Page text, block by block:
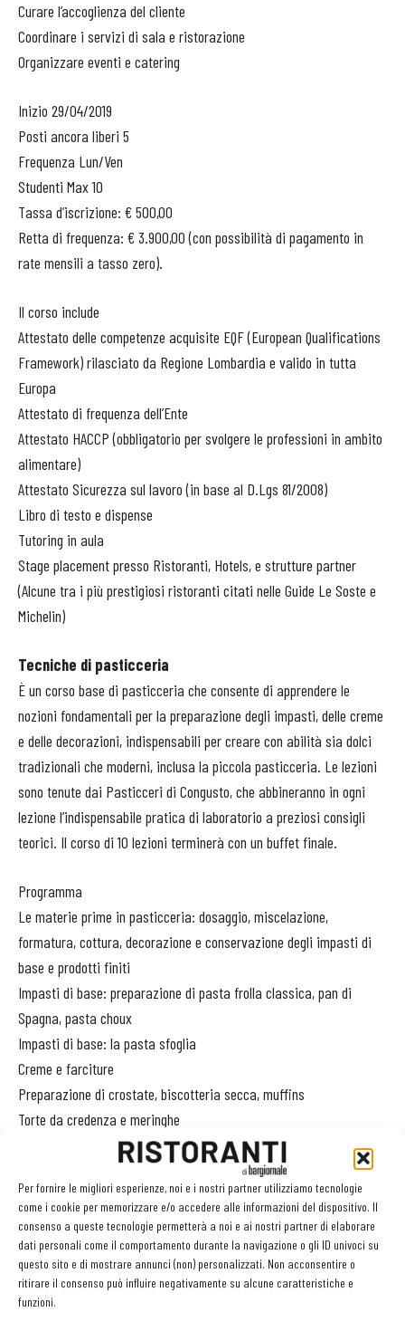
Per fornire le migliori esperienze, noi e i nostri partner utilizziamo tecnologie
come i cookie per memorizzare e/o accedere alle informazioni del dispositivo. Il
consenso a queste tecnologie permetterà a noi e ai nostri partner di elaborare
dati personali come il comportamento durante la navigazione o gli ID univoci su
questo sito e di mostrare annunci (non) personalizzati. Non acconsentire o
ritirare il consenso può influire negativamente su alcune caratteristiche e
funzioni.
Curare l’accoglienza del cliente
Coordinare i servizi di sala e ristorazione
Organizzare eventi e catering
Inizio 29/04/2019
Posti ancora liberi 5
Frequenza Lun/Ven
Studenti Max 10
Tassa d’iscrizione: € 500,00
Retta di frequenza: € 3.900,00 (con possibilità di pagamento in
rate mensili a tasso zero).
Il corso include
Attestato delle competenze acquisite EQF (European Qualifications
Framework) rilasciato da Regione Lombardia e valido in tutta
Europa
Attestato di frequenza dell’Ente
Attestato HACCP (obbligatorio per svolgere le professioni in ambito
alimentare)
Attestato Sicurezza sul lavoro (in base al D.Lgs 81/2008)
Libro di testo e dispense
Tutoring in aula
Stage placement presso Ristoranti, Hotels, e strutture partner
(Alcune tra i più prestigiosi ristoranti citati nelle Guide Le Soste e
Michelin)
Tecniche di pasticceria
È un corso base di pasticceria che consente di apprendere le
nozioni fondamentali per la preparazione degli impasti, delle creme
e delle decorazioni, indispensabili per creare con abilità sia dolci
tradizionali che moderni, inclusa la piccola pasticceria. Le lezioni
sono tenute dai Pasticceri di Congusto, che abbineranno in ogni
lezione l’indispensabile pratica di laboratorio a preziosi consigli
teorici. Il corso di 10 lezioni terminerà con un buffet finale.
Programma
Le materie prime in pasticceria: dosaggio, miscelazione,
formatura, cottura, decorazione e conservazione degli impasti di
base e prodotti finiti
Impasti di base: preparazione di pasta frolla classica, pan di
Spagna, pasta choux
Impasti di base: la pasta sfoglia
Creme e farciture
Preparazione di crostate, biscotteria secca, muffins
Torte da credenza e meringhe
Torte moderne e tecniche di decorazione
Pasticceria Mignon
Buffet finale
Marinare con Andrea Ribaldone
Si marina da sempre. Per cinque motivi: per ammorbidire gli